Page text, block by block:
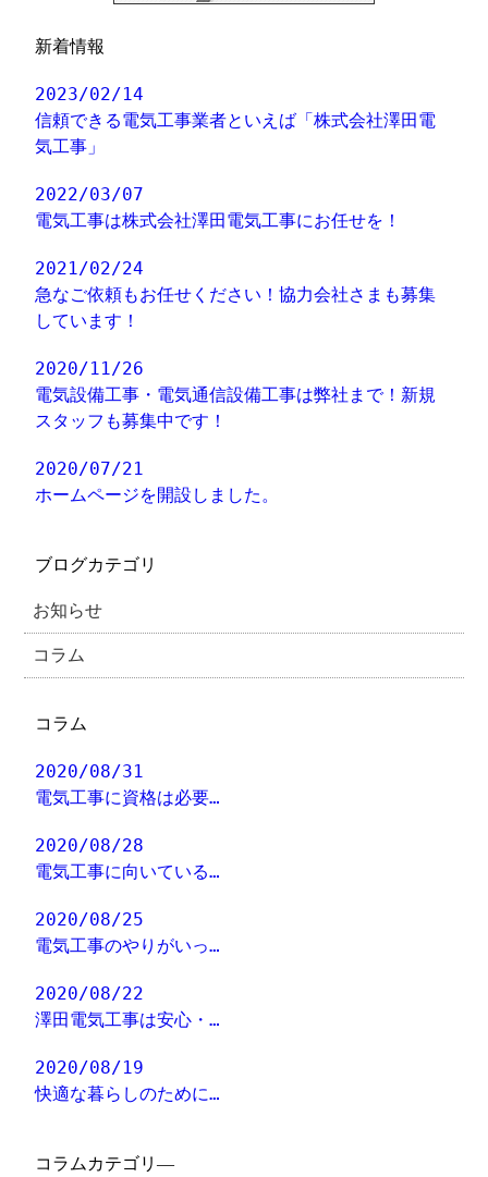
新着情報
2023/02/14
信頼できる電気工事業者といえば「株式会社澤田電
気工事」
2022/03/07
電気工事は株式会社澤田電気工事にお任せを！
2021/02/24
急なご依頼もお任せください！協力会社さまも募集
しています！
2020/11/26
電気設備工事・電気通信設備工事は弊社まで！新規
スタッフも募集中です！
2020/07/21
ホームページを開設しました。
ブログカテゴリ
お知らせ
コラム
コラム
2020/08/31
電気工事に資格は必要…
2020/08/28
電気工事に向いている…
2020/08/25
電気工事のやりがいっ…
2020/08/22
澤田電気工事は安心・…
2020/08/19
快適な暮らしのために…
コラムカテゴリ―